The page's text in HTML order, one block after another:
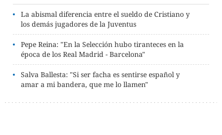
La abismal diferencia entre el sueldo de Cristiano y
los demás jugadores de la Juventus
Pepe Reina: "En la Selección hubo tiranteces en la
época de los Real Madrid - Barcelona"
Salva Ballesta: "Si ser facha es sentirse español y
amar a mi bandera, que me lo llamen"